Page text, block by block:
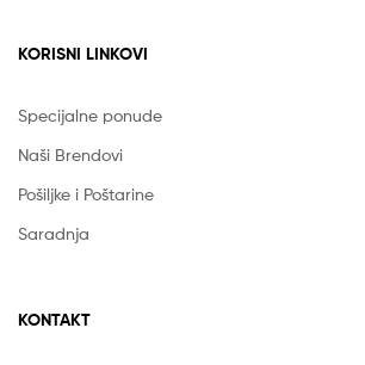
KORISNI LINKOVI
Specijalne ponude
Naši Brendovi
Pošiljke i Poštarine
Saradnja
KONTAKT